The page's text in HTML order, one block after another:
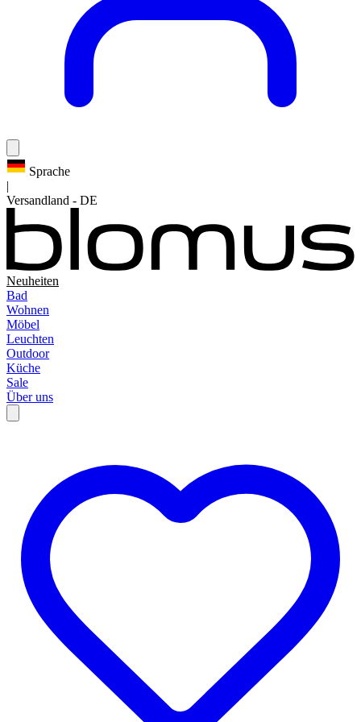
Sprache
|
Versandland - DE
Neuheiten
Bad
Wohnen
Möbel
Leuchten
Outdoor
Küche
Sale
Über uns